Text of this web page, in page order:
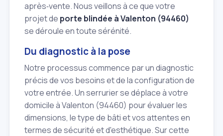
après‑vente. Nous veillons à ce que votre
projet de porte blindée à Valenton (94460)
se déroule en toute sérénité.
Du diagnostic à la pose
Notre processus commence par un diagnostic
précis de vos besoins et de la configuration de
votre entrée. Un serrurier se déplace à votre
domicile à Valenton (94460) pour évaluer les
dimensions, le type de bâti et vos attentes en
termes de sécurité et d'esthétique. Sur cette